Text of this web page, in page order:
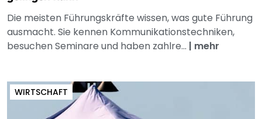
Die meisten Führungskräfte wissen, was gute Führung
ausmacht. Sie kennen Kommunikationstechniken,
besuchen Seminare und haben zahlre... | mehr
WIRTSCHAFT